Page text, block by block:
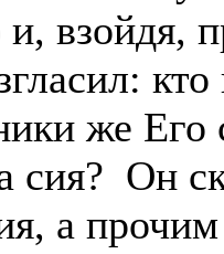
взойдя,
же Его
сия? Он
а